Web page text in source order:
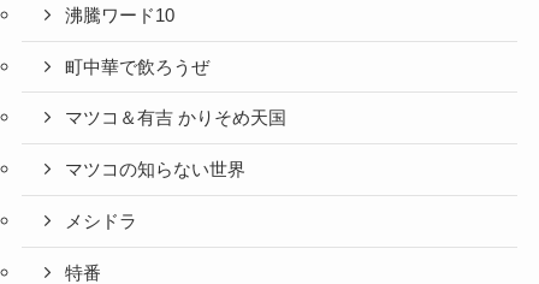
沸騰ワード10
町中華で飲ろうぜ
マツコ＆有吉 かりそめ天国
マツコの知らない世界
メシドラ
特番